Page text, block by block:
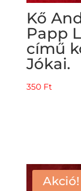
Kő
Papp
című
Jókai.
350 Ft
Akció!